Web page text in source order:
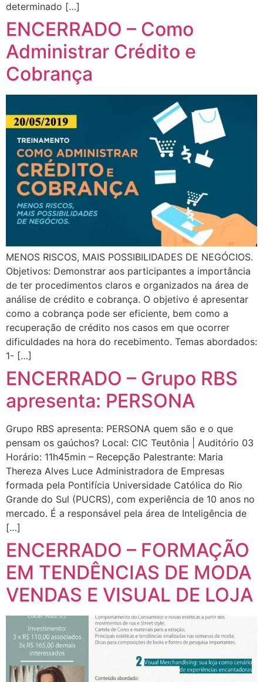
determinado […]
ENCERRADO – Como
Administrar Crédito e
Cobrança
MENOS RISCOS, MAIS POSSIBILIDADES DE NEGÓCIOS.
Objetivos: Demonstrar aos participantes a importância
de ter procedimentos claros e organizados na área de
análise de crédito e cobrança. O objetivo é apresentar
como a cobrança pode ser eficiente, bem como a
recuperação de crédito nos casos em que ocorrer
dificuldades na hora do recebimento. Temas abordados:
1- […]
ENCERRADO – Grupo RBS
apresenta: PERSONA
Grupo RBS apresenta: PERSONA quem são e o que
pensam os gaúchos? Local: CIC Teutônia | Auditório 03
Horário: 11h45min – Recepção Palestrante: Maria
Thereza Alves Luce Administradora de Empresas
formada pela Pontifícia Universidade Católica do Rio
Grande do Sul (PUCRS), com experiência de 10 anos no
mercado. É a responsável pela área de Inteligência de
[…]
ENCERRADO – FORMAÇÃO
EM TENDÊNCIAS DE MODA
VENDAS E VISUAL DE LOJA